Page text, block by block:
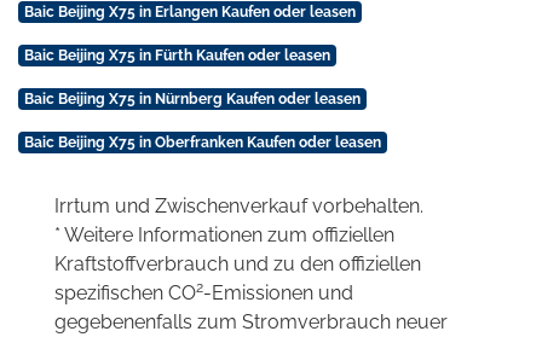
Baic Beijing X75 in Erlangen Kaufen oder leasen
Baic Beijing X75 in Fürth Kaufen oder leasen
Baic Beijing X75 in Nürnberg Kaufen oder leasen
Baic Beijing X75 in Oberfranken Kaufen oder leasen
Irrtum und Zwischenverkauf vorbehalten.
* Weitere Informationen zum offiziellen
Kraftstoffverbrauch und zu den offiziellen
spezifischen CO2-Emissionen und
gegebenenfalls zum Stromverbrauch neuer